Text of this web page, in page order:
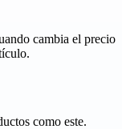
cambia el precio
como este.